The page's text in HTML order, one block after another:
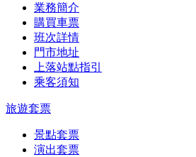
業務簡介
購買車票
班次詳情
門市地址
上落站點指引
乘客須知
旅遊套票
景點套票
演出套票